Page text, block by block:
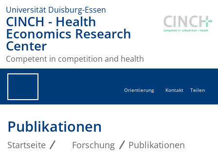
Universität Duisburg-Essen
CINCH - Health
Economics Research
Center
Competent in competition and health
Orientierung Kontakt Teilen
Publikationen
Startseite Forschung Publikationen